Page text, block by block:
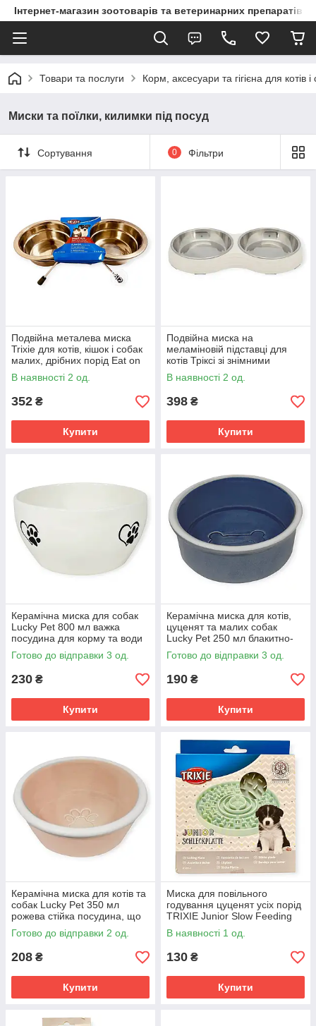
Інтернет-магазин зоотоварів та ветеринарних препаратів
Товари та послуги Корм, аксесуари та гігієна для котів і
Миски та поїлки, килимки під посуд
Сортування 0 Фільтри
Подвійна металева миска
Trixie для котів, кішок і собак
малих, дрібних порід Eat on
Feet на нековзаючій підставці
2x450 мл
В наявності 2 од.
352 ₴
Купити
Подвійна миска на
меламіновій підставці для
котів Тріксі зі знімними
чашами з нержавіючої сталі
для корму та води 2х200 мл
В наявності 2 од.
398 ₴
Купити
Керамічна миска для собак
Lucky Pet 800 мл важка
посудина для корму та води
не ковзає, для середніх порід
Готово до відправки 3 од.
230 ₴
Купити
Керамічна миска для котів,
цуценят та малих собак
Lucky Pet 250 мл блакитно-
сіра стійка посудина, що не
ковзає
Готово до відправки 3 од.
190 ₴
Купити
Керамічна миска для котів та
собак Lucky Pet 350 мл
рожева стійка посудина, що
не ковзає
Готово до відправки 2 од.
208 ₴
Купити
Миска для повільного
годування цуценят усіх порід
TRIXIE Junior Slow Feeding
15 см силіконова —
антистрес лизальний
В наявності 1 од.
130 ₴
Купити